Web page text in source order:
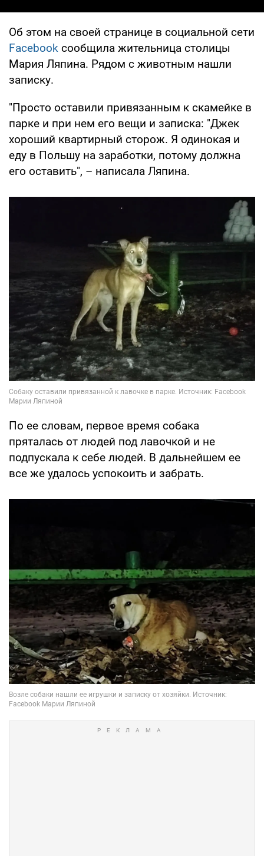
Об этом на своей странице в социальной сети
Facebook сообщила жительница столицы
Мария Ляпина. Рядом с животным нашли
записку.
"Просто оставили привязанным к скамейке в
парке и при нем его вещи и записка: "Джек
хороший квартирный сторож. Я одинокая и
еду в Польшу на заработки, потому должна
его оставить", – написала Ляпина.
По ее словам, первое время собака
пряталась от людей под лавочкой и не
подпускала к себе людей. В дальнейшем ее
все же удалось успокоить и забрать.